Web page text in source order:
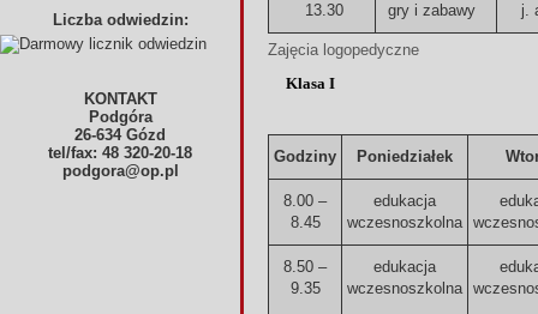
Liczba odwiedzin:
KONTAKT
Podgóra
26-634 Gózd
tel/fax: 48 320-20-18
podgora@op.pl
13.30 gry i zabawy j.
Zajęcia logopedyczne
Klasa I
Godziny Poniedziałek
8.00 –
8.45
edukacja
wczesnoszkolna
8.50 –
9.35
edukacja
wczesnoszkolna